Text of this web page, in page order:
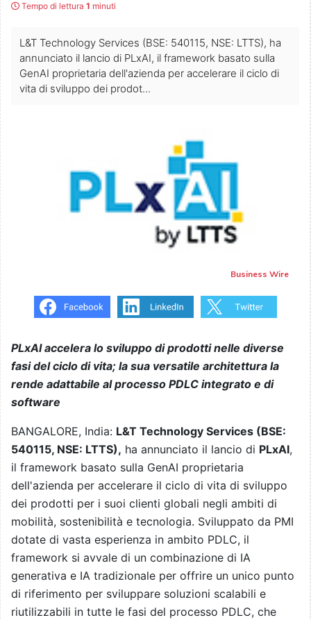
Tempo di lettura 1 minuti
L&T Technology Services (BSE: 540115, NSE: LTTS), ha
annunciato il lancio di PLxAI, il framework basato sulla
GenAI proprietaria dell'azienda per accelerare il ciclo di
vita di sviluppo dei prodot...
Business Wire
PLxAI accelera lo sviluppo di prodotti nelle diverse
fasi del ciclo di vita; la sua versatile architettura la
rende adattabile al processo PDLC integrato e di
software
BANGALORE, India: L&T Technology Services (BSE:
540115, NSE: LTTS), ha annunciato il lancio di PLxAI,
il framework basato sulla GenAI proprietaria
dell'azienda per accelerare il ciclo di vita di sviluppo
dei prodotti per i suoi clienti globali negli ambiti di
mobilità, sostenibilità e tecnologia. Sviluppato da PMI
dotate di vasta esperienza in ambito PDLC, il
framework si avvale di un combinazione di IA
generativa e IA tradizionale per offrire un unico punto
di riferimento per sviluppare soluzioni scalabili e
riutilizzabili in tutte le fasi del processo PDLC, che